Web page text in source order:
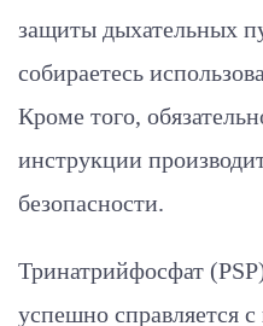
защиты дыхательных
собираетесь
Кроме того,
инструкции
безопасности.
Тринатрийфосфат
успешно справляется